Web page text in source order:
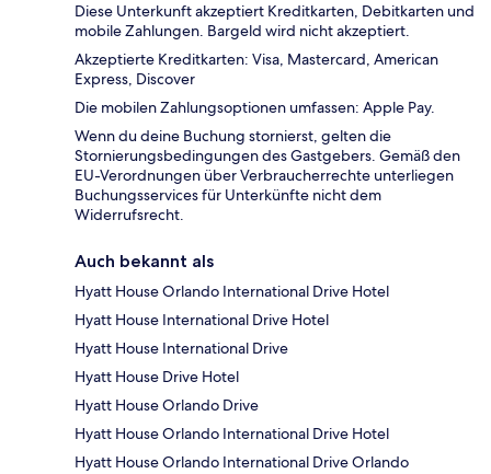
Diese Unterkunft akzeptiert Kreditkarten, Debitkarten und
mobile Zahlungen. Bargeld wird nicht akzeptiert.
Akzeptierte Kreditkarten: Visa, Mastercard, American
Express, Discover
Die mobilen Zahlungsoptionen umfassen: Apple Pay.
Wenn du deine Buchung stornierst, gelten die
Stornierungsbedingungen des Gastgebers. Gemäß den
EU-Verordnungen über Verbraucherrechte unterliegen
Buchungsservices für Unterkünfte nicht dem
Widerrufsrecht.
Auch bekannt als
Hyatt House Orlando International Drive Hotel
Hyatt House International Drive Hotel
Hyatt House International Drive
Hyatt House Drive Hotel
Hyatt House Orlando Drive
Hyatt House Orlando International Drive Hotel
Hyatt House Orlando International Drive Orlando